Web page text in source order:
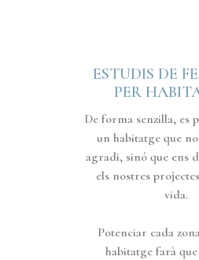
ESTUDIS DE
PER
De forma senzilla, es
un habitatge que
agradi, sinó que ens
els nostres
vida.
Potenciar cada
habitatge farà